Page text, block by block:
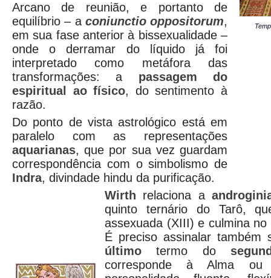
Arcano de reunião, e portanto de
equilíbrio – a coniunctio oppositorum,
em sua fase anterior à bissexualidade –
onde o derramar do líquido já foi
interpretado como metáfora das
transformações: a passagem do
espiritual ao físico, do sentimento à
razão.
Do ponto de vista astrológico está em
paralelo com as representações
aquarianas, que por sua vez guardam
correspondência com o simbolismo de
Indra, divindade hindu da purificação.
Wirth relaciona a
quinto ternário do Tarô,
assexuada (XIII) e culmina
É preciso assinalar também
último termo do
corresponde à Alma